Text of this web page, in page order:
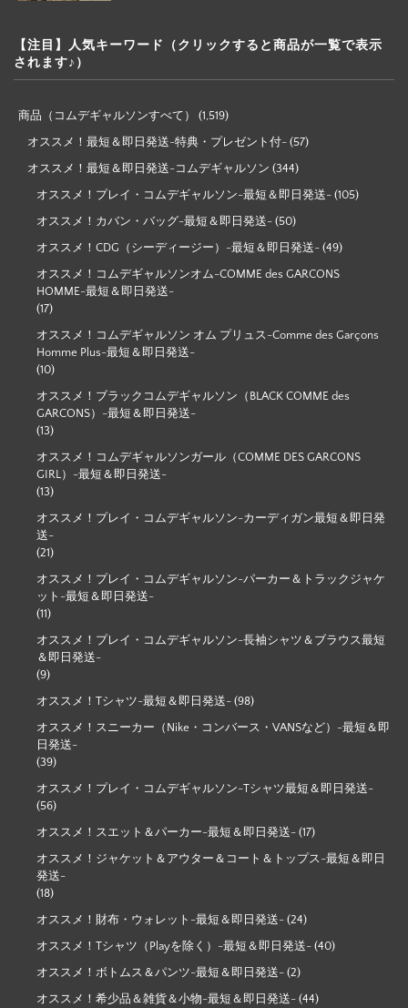
【注目】人気キーワード（クリックすると商品が一覧で表示
されます♪）
商品（コムデギャルソンすべて） (1,519)
オススメ！最短＆即日発送-特典・プレゼント付- (57)
オススメ！最短＆即日発送-コムデギャルソン (344)
オススメ！プレイ・コムデギャルソン-最短＆即日発送- (105)
オススメ！カバン・バッグ-最短＆即日発送- (50)
オススメ！CDG（シーディージー）-最短＆即日発送- (49)
オススメ！コムデギャルソンオム-COMME des GARCONS
HOMME-最短＆即日発送-
(17)
オススメ！コムデギャルソン オム プリュス-Comme des Garçons
Homme Plus-最短＆即日発送-
(10)
オススメ！ブラックコムデギャルソン（BLACK COMME des
GARCONS）-最短＆即日発送-
(13)
オススメ！コムデギャルソンガール（COMME DES GARCONS
GIRL）-最短＆即日発送-
(13)
オススメ！プレイ・コムデギャルソン-カーディガン最短＆即日発
送-
(21)
オススメ！プレイ・コムデギャルソン-パーカー＆トラックジャケ
ット-最短＆即日発送-
(11)
オススメ！プレイ・コムデギャルソン-長袖シャツ＆ブラウス最短
＆即日発送-
(9)
オススメ！Tシャツ-最短＆即日発送- (98)
オススメ！スニーカー（Nike・コンバース・VANSなど）-最短＆即
日発送-
(39)
オススメ！プレイ・コムデギャルソン-Tシャツ最短＆即日発送-
(56)
オススメ！スエット＆パーカー-最短＆即日発送- (17)
オススメ！ジャケット＆アウター＆コート＆トップス-最短＆即日
発送-
(18)
オススメ！財布・ウォレット-最短＆即日発送- (24)
オススメ！Tシャツ（Playを除く）-最短＆即日発送- (40)
オススメ！ボトムス＆パンツ-最短＆即日発送- (2)
オススメ！希少品＆雑貨＆小物-最短＆即日発送- (44)